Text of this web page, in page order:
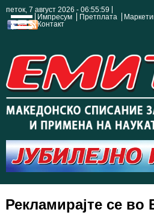
петок, 7 август 2026 - 06:55:59
Импресум
Претплата
Контакт
Рекламирајте се